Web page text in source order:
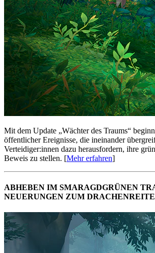
Mit dem Update „Wächter des Traums“
öffentlicher Ereignisse, die ineinander
Verteidiger:innen dazu herausfordern, ihre
Beweis zu stellen. [Mehr erfahren]
ABHEBEN IM SMARAGDGRÜNEN
NEUERUNGEN ZUM